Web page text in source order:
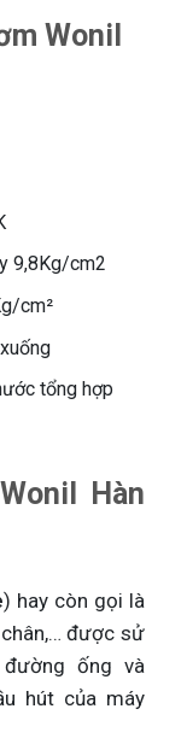
Wonil
9,8Kg/cm2
cm²
tổng hợp
Hàn
) hay còn gọi là
được sử
ống và
hút của máy